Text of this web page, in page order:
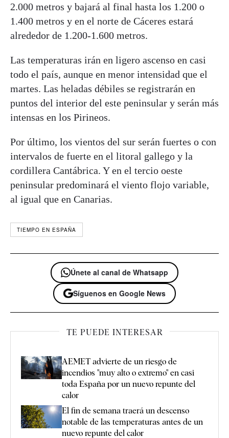
2.000 metros y bajará al final hasta los 1.200 o
1.400 metros y en el norte de Cáceres estará
alrededor de 1.200-1.600 metros.
Las temperaturas irán en ligero ascenso en casi
todo el país, aunque en menor intensidad que el
martes. Las heladas débiles se registrarán en
puntos del interior del este peninsular y serán más
intensas en los Pirineos.
Por último, los vientos del sur serán fuertes o con
intervalos de fuerte en el litoral gallego y la
cordillera Cantábrica. Y en el tercio oeste
peninsular predominará el viento flojo variable,
al igual que en Canarias.
TIEMPO EN ESPAÑA
Únete al canal de Whatsapp
Síguenos en Google News
TE PUEDE INTERESAR
AEMET advierte de un riesgo de
incendios "muy alto o extremo" en casi
toda España por un nuevo repunte del
calor
El fin de semana traerá un descenso
notable de las temperaturas antes de un
nuevo repunte del calor